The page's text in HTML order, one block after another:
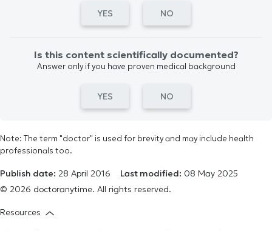
YES NO
Is this content scientifically documented?
Answer only if you have proven medical background
YES NO
Note: The term "doctor" is used for brevity and may include health
professionals too.
Publish date: 28 April 2016 Last modified: 08 May 2025
© 2026 doctoranytime. All rights reserved.
Resources